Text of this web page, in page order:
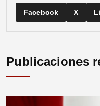
Facebook X
Publicaciones